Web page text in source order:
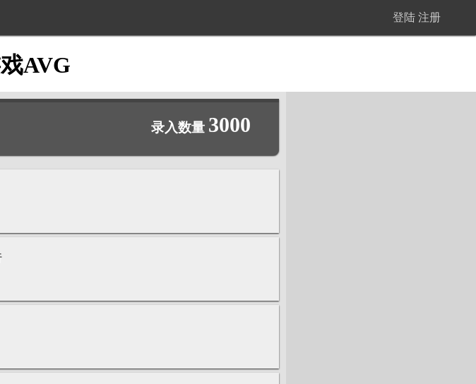
登陆 注册
AVG
录入数量 3000